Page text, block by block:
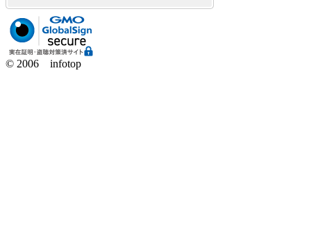
© 2006 infotop